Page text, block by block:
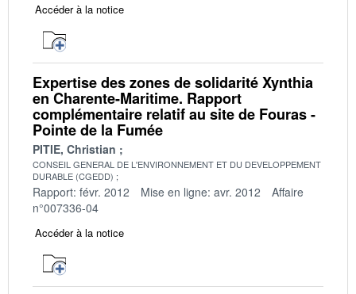
Accéder à la notice
Expertise des zones de solidarité Xynthia
en Charente-Maritime. Rapport
complémentaire relatif au site de Fouras -
Pointe de la Fumée
PITIE, Christian
CONSEIL GENERAL DE L'ENVIRONNEMENT ET DU DEVELOPPEMENT
DURABLE (CGEDD)
Rapport: févr. 2012 Mise en ligne: avr. 2012
Affaire
n°007336-04
Accéder à la notice